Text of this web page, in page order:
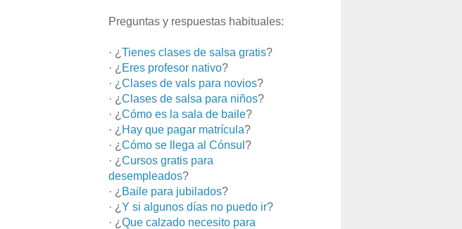
Preguntas y respuestas habituales:
· ¿ Tienes clases de salsa gratis?
· ¿ Eres profesor nativo?
· ¿ Clases de vals para novios?
· ¿ Clases de salsa para niños?
· ¿ Cómo es la sala de baile?
· ¿ Hay que pagar matrícula?
· ¿ Cómo se llega al Cónsul ?
· ¿ Cursos gratis para
desempleados?
· ¿ Baile para jubilados?
· ¿ Y si algunos días no puedo ir?
· ¿ Que calzado necesito para